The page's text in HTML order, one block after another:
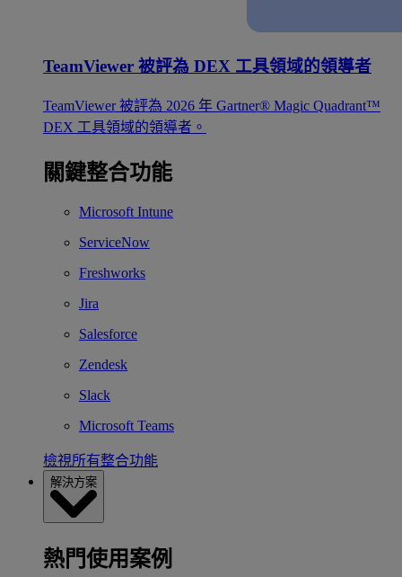
TeamViewer 被評為 DEX 工具領域的領導者
TeamViewer 被評為 2026 年 Gartner® Magic Quadrant™
DEX 工具領域的領導者。
關鍵整合功能
Microsoft Intune
ServiceNow
Freshworks
Jira
Salesforce
Zendesk
Slack
Microsoft Teams
檢視所有整合功能
解決方案
熱門使用案例